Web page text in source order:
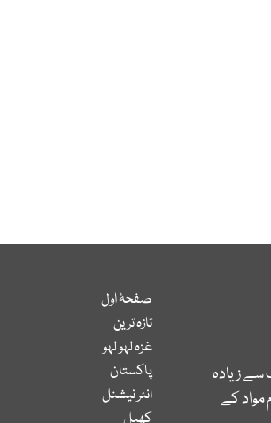
سے زیادہ
مواد کے
صفحۂ اول
تازہ ترین
غزہ لہو لہو
پاکستان
انٹر نیشنل